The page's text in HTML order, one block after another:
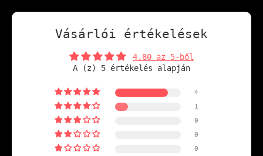
Vásárlói értékelések
4.80 az 5-ből
A (z) 5 értékelés alapján
4
1
0
0
0